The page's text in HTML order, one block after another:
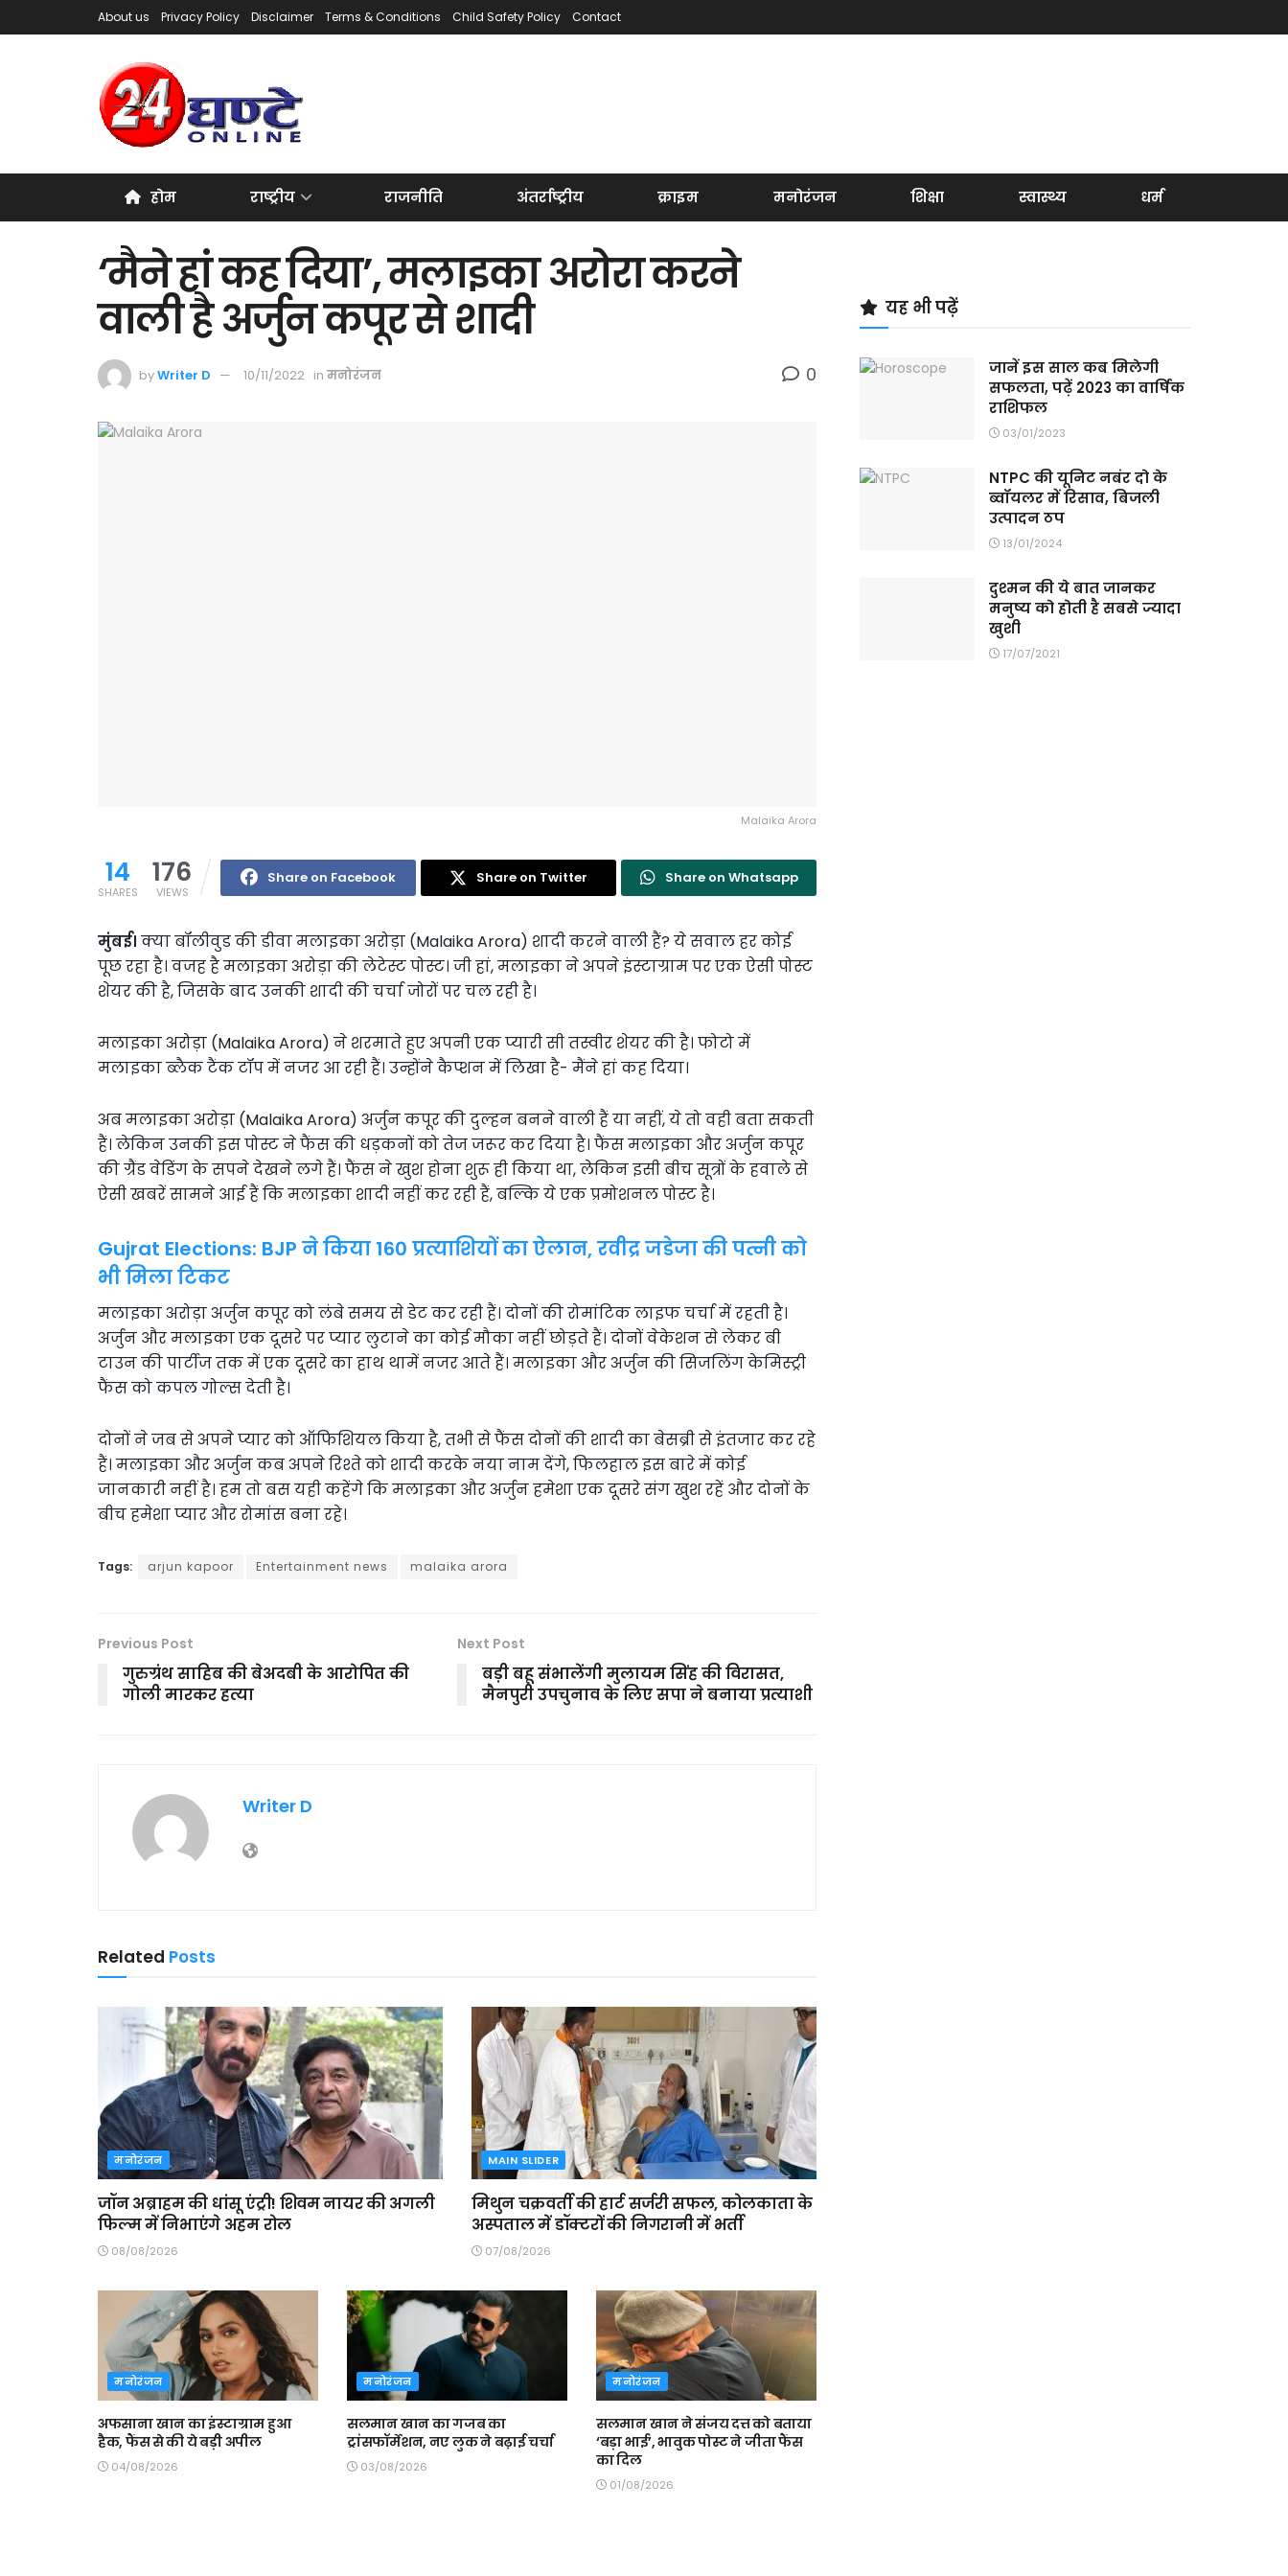
About us Privacy Policy Disclaimer Terms & Conditions Child Safety Policy Contact
होम राष्ट्रीय राजनीति अंतर्राष्ट्रीय क्राइम मनोरंजन शिक्षा स्वास्थ्य धर्म
‘मैने हां कह दिया’, मलाइका अरोरा करने
वाली है अर्जुन कपूर से शादी
byWriter D 10/11/2022 in मनोरंजन 0
Malaika Arora
14
SHARES
176
VIEWS
Share on Facebook Share on Twitter Share on Whatsapp
मुंबई। क्या बॉलीवुड की डीवा मलाइका अरोड़ा (Malaika Arora) शादी करने वाली हैं? ये सवाल हर कोई
पूछ रहा है। वजह है मलाइका अरोड़ा की लेटेस्ट पोस्ट। जी हां, मलाइका ने अपने इंस्टाग्राम पर एक ऐसी पोस्ट
शेयर की है, जिसके बाद उनकी शादी की चर्चा जोरों पर चल रही है।
मलाइका अरोड़ा (Malaika Arora) ने शरमाते हुए अपनी एक प्यारी सी तस्वीर शेयर की है। फोटो में
मलाइका ब्लैक टैंक टॉप में नजर आ रही हैं। उन्होंने कैप्शन में लिखा है- मैंने हां कह दिया।
अब मलाइका अरोड़ा (Malaika Arora) अर्जुन कपूर की दुल्हन बनने वाली हैं या नहीं, ये तो वही बता सकती
हैं। लेकिन उनकी इस पोस्ट ने फैंस की धड़कनों को तेज जरूर कर दिया है। फैंस मलाइका और अर्जुन कपूर
की ग्रैंड वेडिंग के सपने देखने लगे हैं। फैंस ने खुश होना शुरू ही किया था, लेकिन इसी बीच सूत्रों के हवाले से
ऐसी खबरें सामने आई हैं कि मलाइका शादी नहीं कर रही हैं, बल्कि ये एक प्रमोशनल पोस्ट है।
Gujrat Elections: BJP ने किया 160 प्रत्याशियों का ऐलान, रवीद्र जडेजा की पत्नी को
भी मिला टिकट
मलाइका अरोड़ा अर्जुन कपूर को लंबे समय से डेट कर रही हैं। दोनों की रोमांटिक लाइफ चर्चा में रहती है।
अर्जुन और मलाइका एक दूसरे पर प्यार लुटाने का कोई मौका नहीं छोड़ते हैं। दोनों वेकेशन से लेकर बी
टाउन की पार्टीज तक में एक दूसरे का हाथ थामें नजर आते हैं। मलाइका और अर्जुन की सिजलिंग केमिस्ट्री
फैंस को कपल गोल्स देती है।
दोनों ने जब से अपने प्यार को ऑफिशियल किया है, तभी से फैंस दोनों की शादी का बेसब्री से इंतजार कर रहे
हैं। मलाइका और अर्जुन कब अपने रिश्ते को शादी करके नया नाम देंगे, फिलहाल इस बारे में कोई
जानकारी नहीं है। हम तो बस यही कहेंगे कि मलाइका और अर्जुन हमेशा एक दूसरे संग खुश रहें और दोनों के
बीच हमेशा प्यार और रोमांस बना रहे।
Tags: arjun kapoor Entertainment news malaika arora
Previous Post
गुरुग्रंथ साहिब की बेअदबी के आरोपित की
गोली मारकर हत्या
Next Post
बड़ी बहू संभालेंगी मुलायम सिंह की विरासत,
मैनपुरी उपचुनाव के लिए सपा ने बनाया प्रत्याशी
Writer D
Related Posts
मनोरंजन
जॉन अब्राहम की धांसू एंट्री! शिवम नायर की अगली
फिल्म में निभाएंगे अहम रोल
08/08/2026
MAIN SLIDER
मिथुन चक्रवर्ती की हार्ट सर्जरी सफल, कोलकाता के
अस्पताल में डॉक्टरों की निगरानी में भर्ती
07/08/2026
मनोरंजन
अफसाना खान का इंस्टाग्राम हुआ
हैक, फैंस से की ये बड़ी अपील
04/08/2026
मनोरंजन
सलमान खान का गजब का
ट्रांसफॉर्मेशन, नए लुक ने बढ़ाई चर्चा
03/08/2026
मनोरंजन
सलमान खान ने संजय दत्त को बताया
‘बड़ा भाई’, भावुक पोस्ट ने जीता फैंस
का दिल
01/08/2026
यह भी पढ़ें
जानें इस साल कब मिलेगी
सफलता, पढ़ें 2023 का वार्षिक
राशिफल
03/01/2023
NTPC की यूनिट नबंर दो के
ब्वॉयलर में रिसाव, बिजली
उत्पादन ठप
13/01/2024
दुश्मन की ये बात जानकर
मनुष्य को होती है सबसे ज्यादा
खुशी
17/07/2021